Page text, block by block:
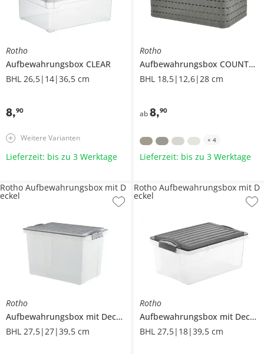
Rotho
Aufbewahrungsbox CLEAR
BHL 26,5|14|36,5 cm
8,90
Weitere Varianten
Lieferzeit: bis zu 3 Werktage
Rotho
Aufbewahrungsbox COUNTRY
BHL 18,5|12,6|28 cm
ab 8,90
+ 4
Lieferzeit: bis zu 3 Werktage
Rotho
Aufbewahrungsbox mit Deckel
BHL 27,5|27|39,5 cm
Rotho Aufbewahrungsbox mit D
eckel
Rotho
Aufbewahrungsbox mit Deckel
BHL 27,5|18|39,5 cm
Rotho Aufbewahrungsbox mit D
eckel